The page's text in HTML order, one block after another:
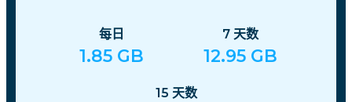
每日
1.85 GB
7 天数
12.95 GB
15 天数